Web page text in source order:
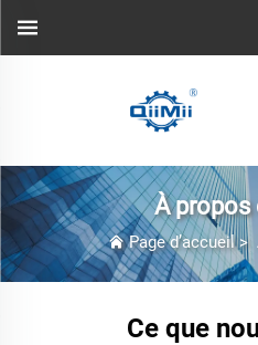
À propos
Page d’accueil>
Ce que